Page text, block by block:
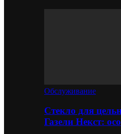
Обслуживание
Стекло для
Газели Некст: